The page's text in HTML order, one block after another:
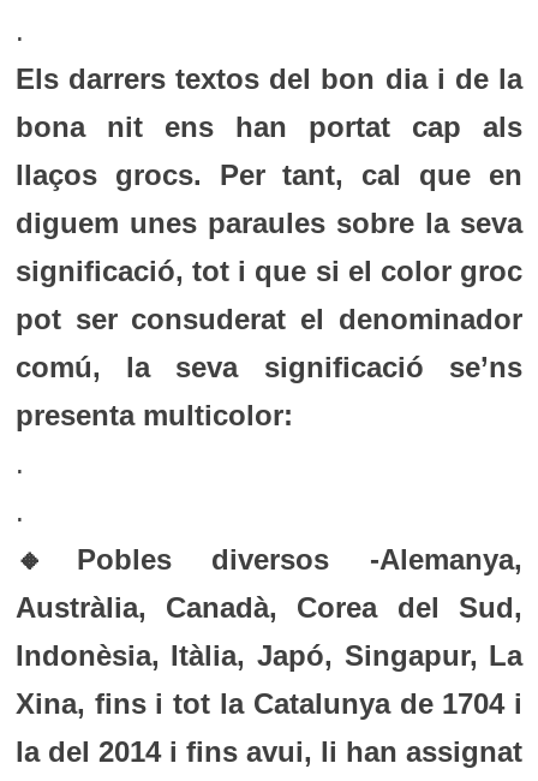
.
Els darrers textos del bon dia i de la
bona nit ens han portat cap als
llaços grocs. Per tant, cal que en
diguem unes paraules sobre la seva
significació, tot i que si el color groc
pot ser consuderat el denominador
comú, la seva significació se’ns
presenta multicolor:
.
.
🔸Pobles diversos -Alemanya,
Austràlia, Canadà, Corea del Sud,
Indonèsia, Itàlia, Japó, Singapur, La
Xina, fins i tot la Catalunya de 1704 i
la del 2014 i fins avui, li han assignat